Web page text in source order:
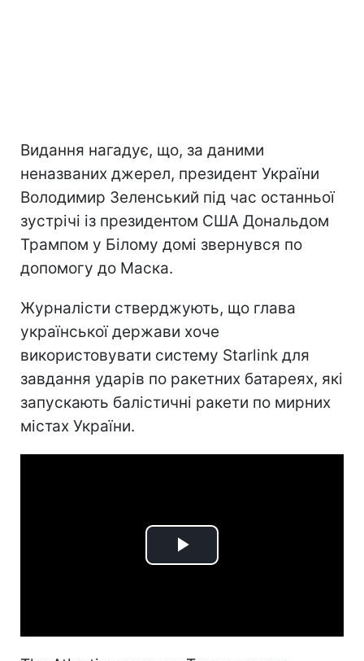
Видання нагадує, що, за даними
неназваних джерел, президент України
Володимир Зеленський під час останньої
зустрічі із президентом США Дональдом
Трампом у Білому домі звернувся по
допомогу до Маска.
Журналісти стверджують, що глава
української держави хоче
використовувати систему Starlink для
завдання ударів по ракетних батареях, які
запускають балістичні ракети по мирних
містах України.
Play